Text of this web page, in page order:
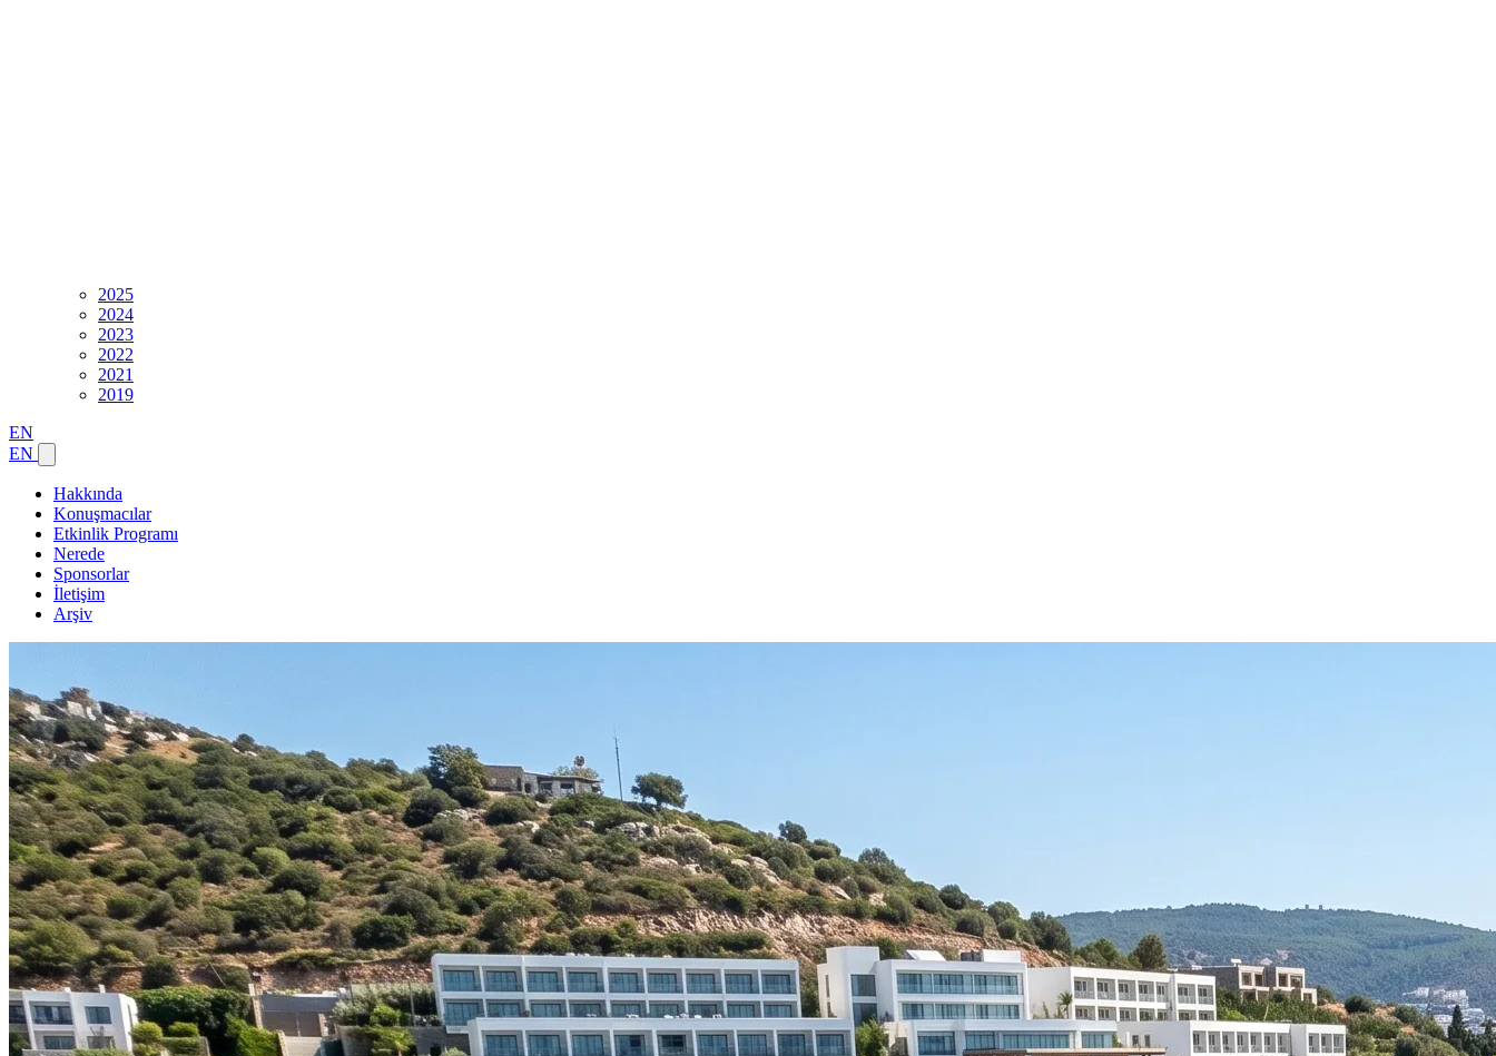
2025
2024
2023
2022
2021
2019
EN
EN
Hakkında
Konuşmacılar
Etkinlik Programı
Nerede
Sponsorlar
İletişim
Arşiv